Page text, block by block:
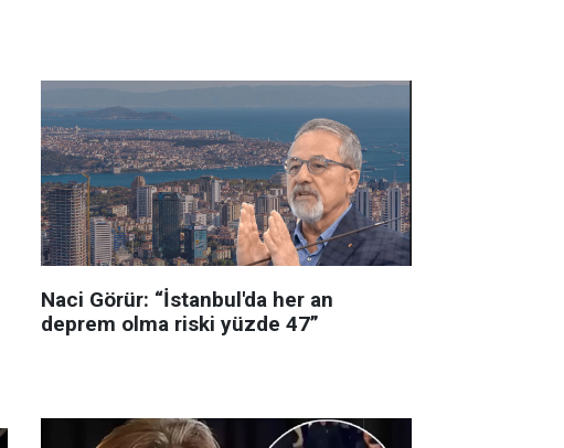
Naci Görür: “İstanbul'da her an
deprem olma riski yüzde 47”